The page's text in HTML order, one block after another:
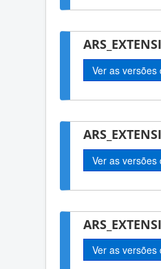
Ver as versões
Ver as versões
Ver as versões